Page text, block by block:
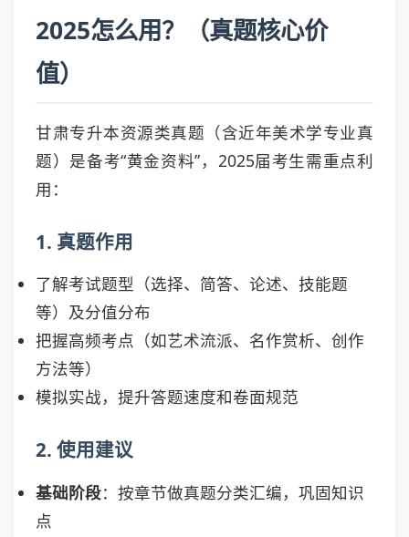
2025怎么用？（真题核心价
值）
甘肃专升本资源类真题（含近年美术学专业真
题）是备考“黄金资料”，2025届考生需重点利
用：
1. 真题作用
了解考试题型（选择、简答、论述、技能题
等）及分值分布
把握高频考点（如艺术流派、名作赏析、创作
方法等）
模拟实战，提升答题速度和卷面规范
2. 使用建议
基础阶段：按章节做真题分类汇编，巩固知识
点